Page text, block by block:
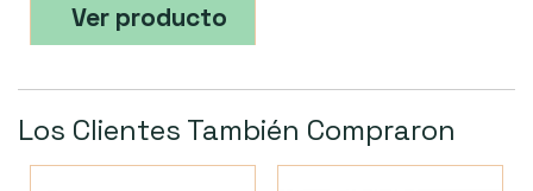
Ver producto
Los Clientes También Compraron